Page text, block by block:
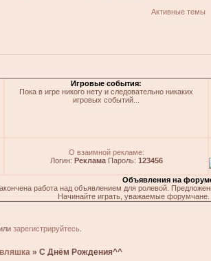
Активные темы
Игровые события:
Пока в игре никого нету и следовательно никаких
игровых событий...
О взаимной рекламе:
Логин: РекламаПароль: 123456
Объявления на
работа над объявлением для ролевой.
Начинайте играть, уважаемые
зарегистрируйтесь.
»С Днём Рождения^^